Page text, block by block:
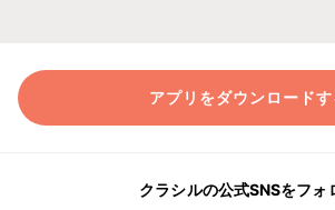
アプリをダウンロードす
クラシルの公式SNSをフォ